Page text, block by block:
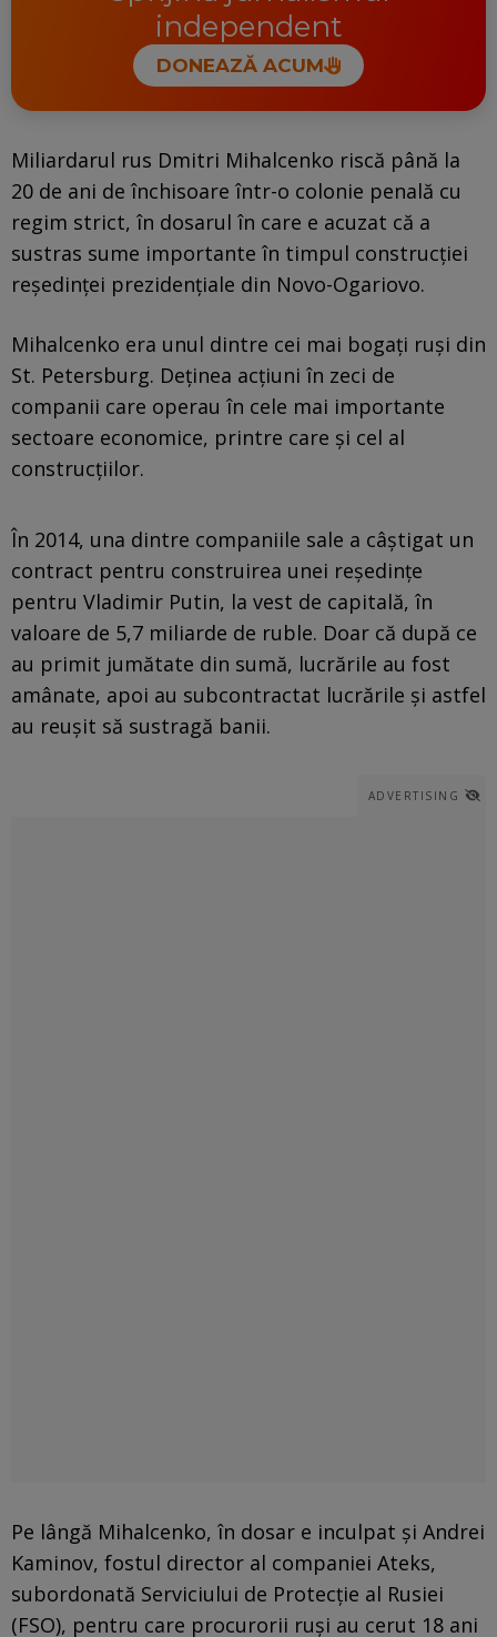
independent
DONEAZĂ ACUM
Miliardarul rus Dmitri Mihalcenko riscă până la
20 de ani de închisoare într-o colonie penală cu
regim strict, în dosarul în care e acuzat că a
sustras sume importante în timpul construcției
reședinței prezidențiale din Novo-Ogariovo.
Mihalcenko era unul dintre cei mai bogați ruși din
St. Petersburg. Deținea acțiuni în zeci de
companii care operau în cele mai importante
sectoare economice, printre care și cel al
construcțiilor.
În 2014, una dintre companiile sale a câștigat un
contract pentru construirea unei reședințe
pentru Vladimir Putin, la vest de capitală, în
valoare de 5,7 miliarde de ruble. Doar că după ce
au primit jumătate din sumă, lucrările au fost
amânate, apoi au subcontractat lucrările și astfel
au reușit să sustragă banii.
ADVERTISING
Pe lângă Mihalcenko, în dosar e inculpat și Andrei
Kaminov, fostul director al companiei Ateks,
subordonată Serviciului de Protecție al Rusiei
(FSO), pentru care procurorii ruși au cerut 18 ani